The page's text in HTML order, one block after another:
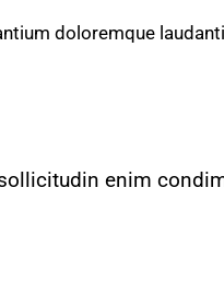
doloremque
enim